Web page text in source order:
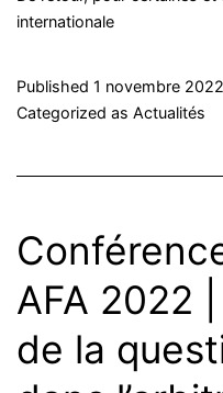
internationale
Published 1 novembre 2022
Categorized as Actualités
AFA 2022 |
de la